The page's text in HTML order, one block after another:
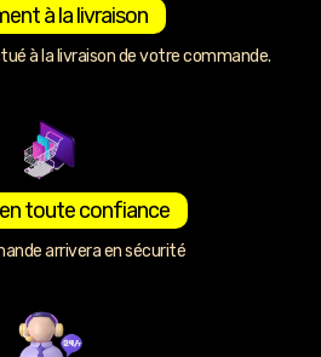
à la livraison
à la livraison de votre commande.
toute confiance
arrivera en sécurité